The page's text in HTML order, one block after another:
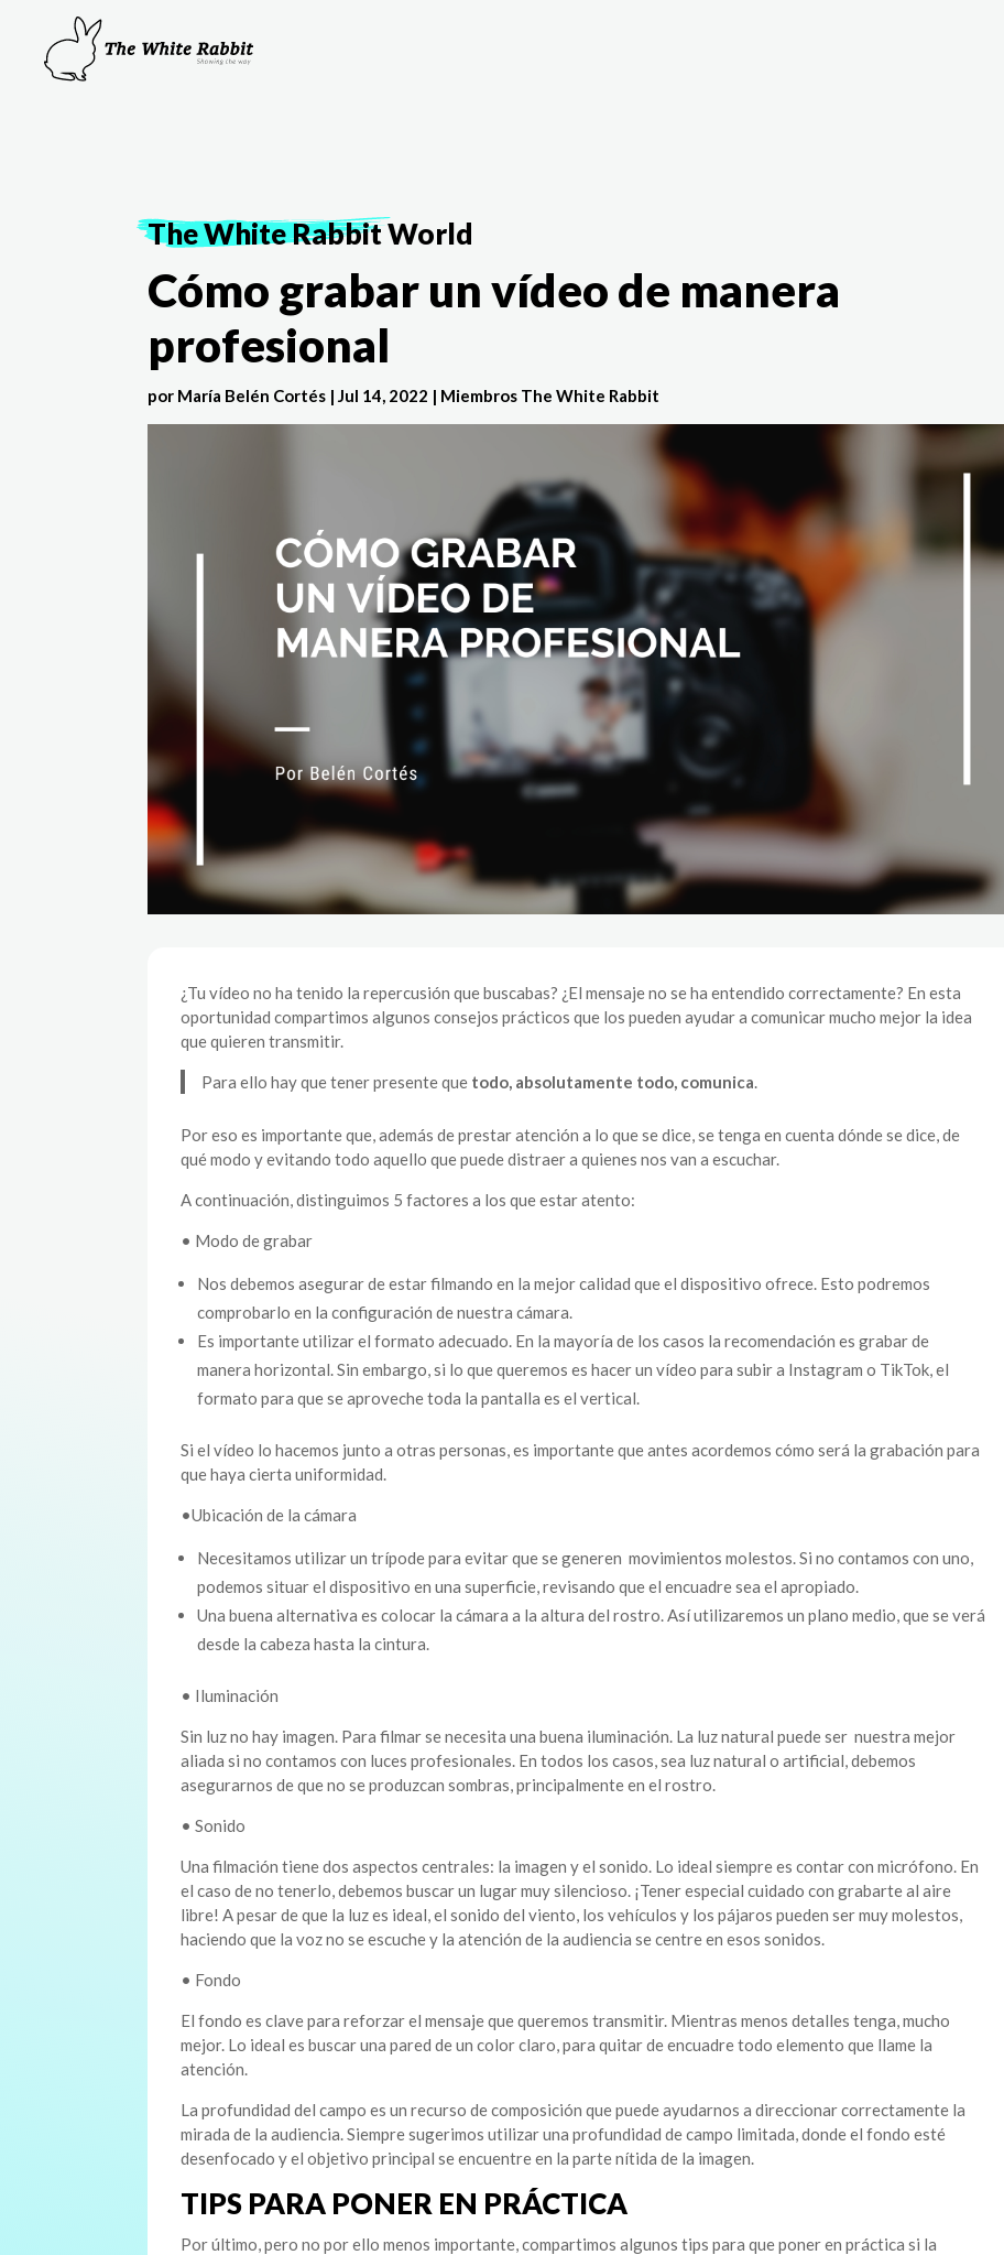
The White RabbitWorld
Cómo grabar un vídeo de manera
profesional
por María Belén Cortés |Jul 14, 2022 | Miembros The White Rabbit
¿Tu vídeo no ha tenido la repercusión que buscabas? ¿El mensaje no se ha entendido correctamente? En esta
oportunidad compartimos algunos consejos prácticos que los pueden ayudar a comunicar mucho mejor la idea
que quieren transmitir.
Para ello hay que tener presente que todo, absolutamente todo, comunica
Por eso es importante que, además de prestar atención a lo que se dice, se tenga en cuenta dónde se dice, de
qué modo y evitando todo aquello que puede distraer a quienes nos van a escuchar.
A continuación, distinguimos 5 factores a los que estar atento:
• Modo de grabar
Nos debemos asegurar de estar filmando en la mejor calidad que el dispositivo ofrece. Esto podremos
comprobarlo en la configuración de nuestra cámara.
Es importante utilizar el formato adecuado. En la mayoría de los casos la recomendación es grabar de
manera horizontal. Sin embargo, si lo que queremos es hacer un vídeo para subir a Instagram o TikTok, el
formato para que se aproveche toda la pantalla es el vertical.
Si el vídeo lo hacemos junto a otras personas, es importante que antes acordemos cómo será la grabación para
que haya cierta uniformidad.
•Ubicación de la cámara
Necesitamos utilizar un trípode para evitar que se generen movimientos molestos. Si no contamos con uno,
podemos situar el dispositivo en una superficie, revisando que el encuadre sea el apropiado.
Una buena alternativa es colocar la cámara a la altura del rostro. Así utilizaremos un plano medio, que se verá
desde la cabeza hasta la cintura.
• Iluminación
Sin luz no hay imagen. Para filmar se necesita una buena iluminación. La luz natural puede ser nuestra mejor
aliada si no contamos con luces profesionales. En todos los casos, sea luz natural o artificial, debemos
asegurarnos de que no se produzcan sombras, principalmente en el rostro.
• Sonido
Una filmación tiene dos aspectos centrales: la imagen y el sonido. Lo ideal siempre es contar con micrófono. En
el caso de no tenerlo, debemos buscar un lugar muy silencioso. ¡Tener especial cuidado con grabarte al aire
libre! A pesar de que la luz es ideal, el sonido del viento, los vehículos y los pájaros pueden ser muy molestos,
haciendo que la voz no se escuche y la atención de la audiencia se centre en esos sonidos.
• Fondo
El fondo es clave para reforzar el mensaje que queremos transmitir. Mientras menos detalles tenga, mucho
mejor. Lo ideal es buscar una pared de un color claro, para quitar de encuadre todo elemento que llame la
atención.
La profundidad del campo es un recurso de composición que puede ayudarnos a direccionar correctamente la
mirada de la audiencia. Siempre sugerimos utilizar una profundidad de campo limitada, donde el fondo esté
desenfocado y el objetivo principal se encuentre en la parte nítida de la imagen.
TIPS PARA PONER EN PRÁCTICA
Por último, pero no por ello menos importante, compartimos algunos tips para que poner en práctica si la